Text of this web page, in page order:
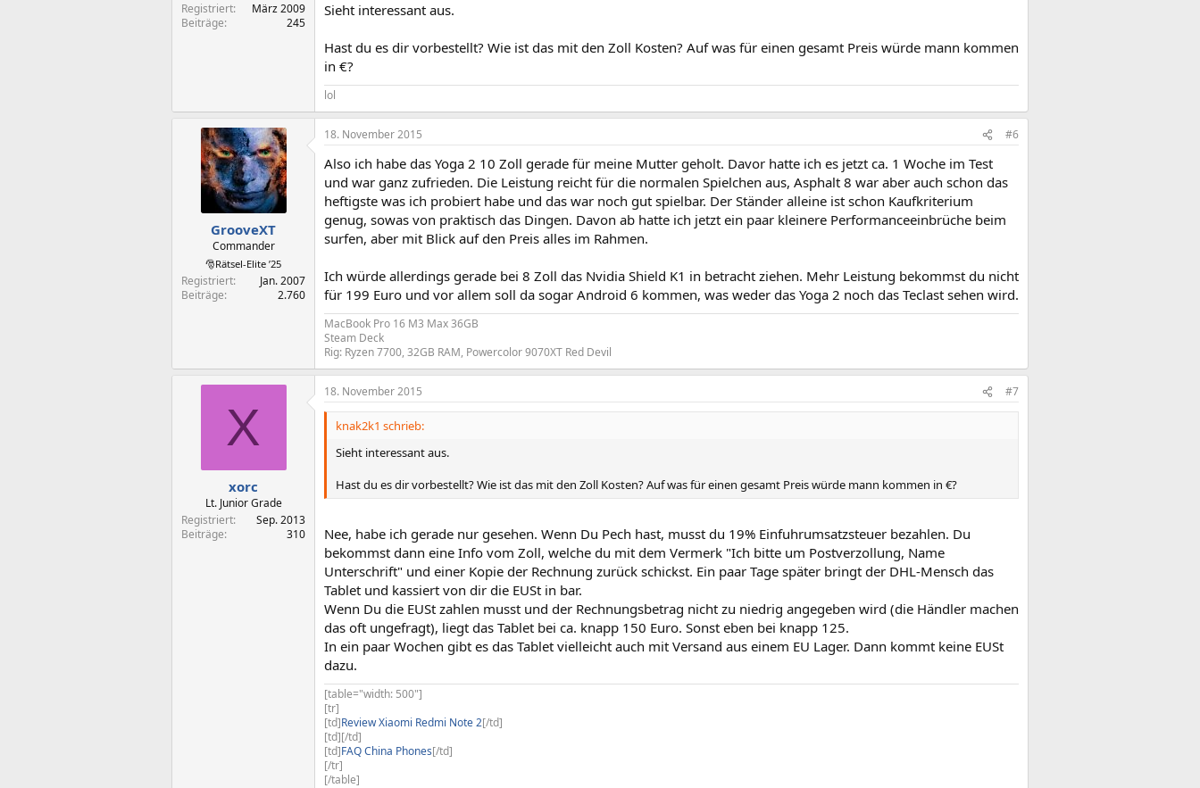
Registriert
März 2009
Beiträge
245
Sieht interessant aus.
Hast du es dir vorbestellt? Wie ist das mit den Zoll Kosten? Auf was für einen gesamt Preis würde mann kommen
in €?
lol
GrooveXT
Commander
🎅Rätsel-Elite ’25
Registriert
Jan. 2007
Beiträge
2.760
18. November 2015 #6
Also ich habe das Yoga 2 10 Zoll gerade für meine Mutter geholt. Davor hatte ich es jetzt ca. 1 Woche im Test
und war ganz zufrieden. Die Leistung reicht für die normalen Spielchen aus, Asphalt 8 war aber auch schon das
heftigste was ich probiert habe und das war noch gut spielbar. Der Ständer alleine ist schon Kaufkriterium
genug, sowas von praktisch das Dingen. Davon ab hatte ich jetzt ein paar kleinere Performanceeinbrüche beim
surfen, aber mit Blick auf den Preis alles im Rahmen.
Ich würde allerdings gerade bei 8 Zoll das Nvidia Shield K1 in betracht ziehen. Mehr Leistung bekommst du nicht
für 199 Euro und vor allem soll da sogar Android 6 kommen, was weder das Yoga 2 noch das Teclast sehen wird.
MacBook Pro 16 M3 Max 36GB
Steam Deck
Rig: Ryzen 7700, 32GB RAM, Powercolor 9070XT Red Devil
X
xorc
Lt. Junior Grade
Registriert
Sep. 2013
Beiträge
310
18. November 2015 #7
knak2k1 schrieb:
Sieht interessant aus.
Hast du es dir vorbestellt? Wie ist das mit den Zoll Kosten? Auf was für einen gesamt Preis würde mann kommen in €?
Nee, habe ich gerade nur gesehen. Wenn Du Pech hast, musst du 19% Einfuhrumsatzsteuer bezahlen. Du
bekommst dann eine Info vom Zoll, welche du mit dem Vermerk "Ich bitte um Postverzollung, Name
Unterschrift" und einer Kopie der Rechnung zurück schickst. Ein paar Tage später bringt der DHL-Mensch das
Tablet und kassiert von dir die EUSt in bar.
Wenn Du die EUSt zahlen musst und der Rechnungsbetrag nicht zu niedrig angegeben wird (die Händler machen
das oft ungefragt), liegt das Tablet bei ca. knapp 150 Euro. Sonst eben bei knapp 125.
In ein paar Wochen gibt es das Tablet vielleicht auch mit Versand aus einem EU Lager. Dann kommt keine EUSt
dazu.
[table="width: 500"]
[tr]
[td]Review Xiaomi Redmi Note 2[/td]
[td][/td]
[td]FAQ China Phones[/td]
[/tr]
[/table]